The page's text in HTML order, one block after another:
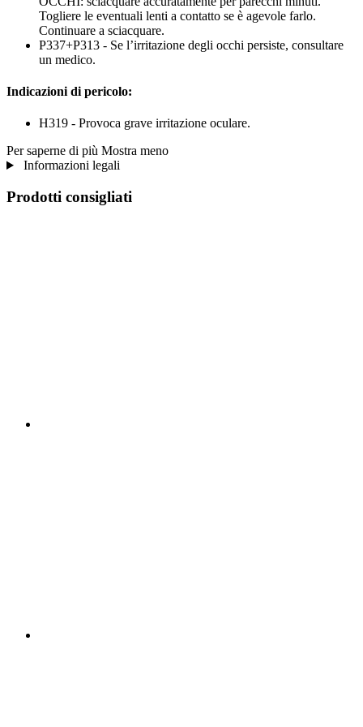
Togliere le eventuali lenti a contatto se è agevole farlo.
Continuare a sciacquare.
P337+P313 - Se l’irritazione degli occhi persiste, consultare
un medico.
Indicazioni di pericolo:
H319 - Provoca grave irritazione oculare.
Per saperne di più Mostra meno
Informazioni legali
Prodotti consigliati